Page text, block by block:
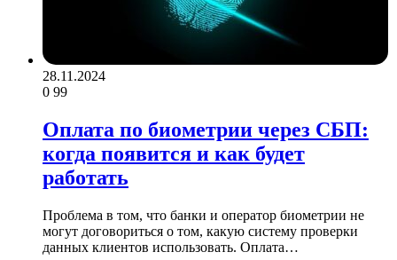
28.11.2024
0 99
Оплата по биометрии через СБП:
когда появится и как будет
работать
Проблема в том, что банки и оператор биометрии не
могут договориться о том, какую систему проверки
данных клиентов использовать. Оплата…